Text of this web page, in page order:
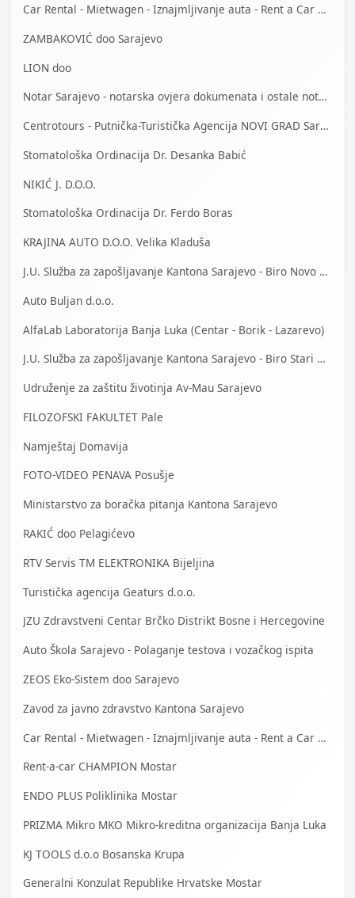
Car Rental - Mietwagen - Iznajmljivanje auta - Rent a Car Banja Luka
ZAMBAKOVIĆ doo Sarajevo
LION doo
Notar Sarajevo - notarska ovjera dokumenata i ostale notarske usluge
Centrotours - Putnička-Turistička Agencija NOVI GRAD Sarajevo
Stomatološka Ordinacija Dr. Desanka Babić
NIKIĆ J. D.O.O.
Stomatološka Ordinacija Dr. Ferdo Boras
KRAJINA AUTO D.O.O. Velika Kladuša
J.U. Služba za zapošljavanje Kantona Sarajevo - Biro Novo Sarajevo
Auto Buljan d.o.o.
AlfaLab Laboratorija Banja Luka (Centar - Borik - Lazarevo)
J.U. Služba za zapošljavanje Kantona Sarajevo - Biro Stari Grad
Udruženje za zaštitu životinja Av-Mau Sarajevo
FILOZOFSKI FAKULTET Pale
Namještaj Domavija
FOTO-VIDEO PENAVA Posušje
Ministarstvo za boračka pitanja Kantona Sarajevo
RAKIĆ doo Pelagićevo
RTV Servis TM ELEKTRONIKA Bijeljina
Turistička agencija Geaturs d.o.o.
JZU Zdravstveni Centar Brčko Distrikt Bosne i Hercegovine
Auto Škola Sarajevo - Polaganje testova i vozačkog ispita
ZEOS Eko-Sistem doo Sarajevo
Zavod za javno zdravstvo Kantona Sarajevo
Car Rental - Mietwagen - Iznajmljivanje auta - Rent a Car Bihać
Rent-a-car CHAMPION Mostar
ENDO PLUS Poliklinika Mostar
PRIZMA Mikro MKO Mikro-kreditna organizacija Banja Luka
KJ TOOLS d.o.o Bosanska Krupa
Generalni Konzulat Republike Hrvatske Mostar